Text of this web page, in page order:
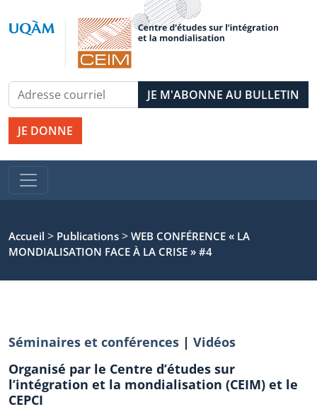
JE DONNE
Accueil > Publications > WEB CONFÉRENCE « LA
MONDIALISATION FACE À LA CRISE » #4
Séminaires et conférences | Vidéos
Organisé par le Centre d’études sur
l’intégration et la mondialisation (CEIM) et le
CEPCI